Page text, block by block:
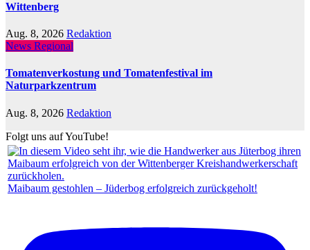
Wittenberg
Aug. 8, 2026 Redaktion
News Regional
Tomatenverkostung und Tomatenfestival im
Naturparkzentrum
Aug. 8, 2026 Redaktion
Folgt uns auf YouTube!
Maibaum gestohlen – Jüderbog erfolgreich zurückgeholt!